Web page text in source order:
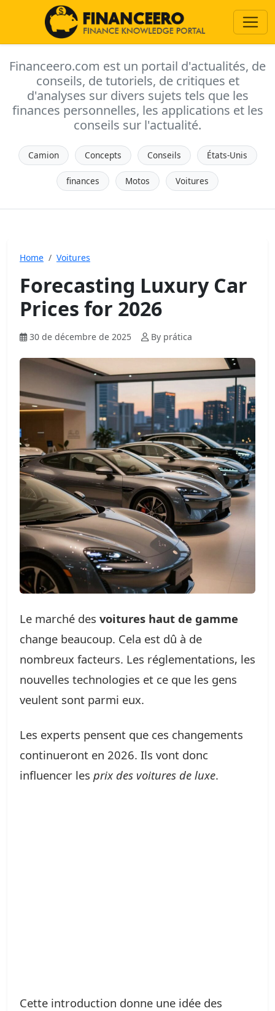
Financeero.com est un portail d'actualités, de
conseils, de tutoriels, de critiques et
d'analyses sur divers sujets tels que les
finances personnelles, les applications et les
conseils sur l'actualité.
Camion Concepts Conseils États-Unis
finances Motos Voitures
Home Voitures
Forecasting Luxury Car
Prices for 2026
30 de décembre de 2025 By prática
Le marché des voitures haut de gamme
change beaucoup. Cela est dû à de
nombreux facteurs. Les réglementations, les
nouvelles technologies et ce que les gens
veulent sont parmi eux.
Les experts pensent que ces changements
continueront en 2026. Ils vont donc
influencer les prix des voitures de luxe.
Cette introduction donne une idée des